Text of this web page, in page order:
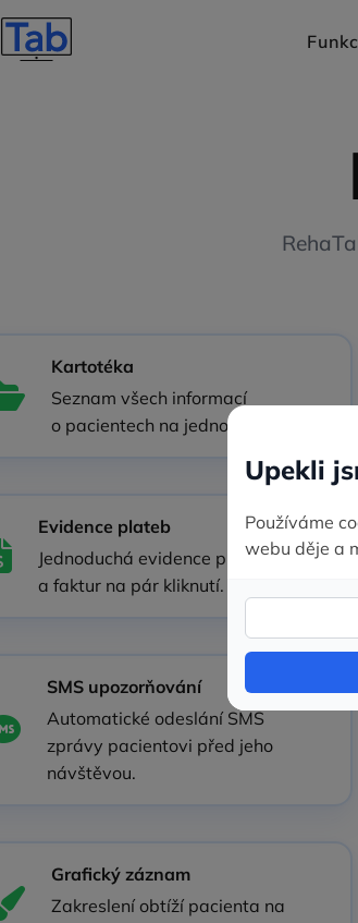
Kartotéka
Seznam všech informací
o pacientech na jednom místě.
Evidence plateb
Jednoduchá evidence plateb
a faktur na pár kliknutí.
SMS upozorňování
Automatické odeslání SMS
zprávy pacientovi před jeho
návštěvou.
Grafický záznam
Zakreslení obtíží pacienta na